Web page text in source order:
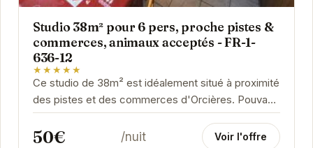
Studio 38m² pour 6 pers, proche pistes &
commerces, animaux acceptés - FR-1-
636-12
★★★★★
Ce studio de 38m² est idéalement situé à proximité
des pistes et des commerces d'Orcières. Pouvant
accueillir jusqu'à 6 personnes, il offre un...
50€ /nuit Voir l'offre